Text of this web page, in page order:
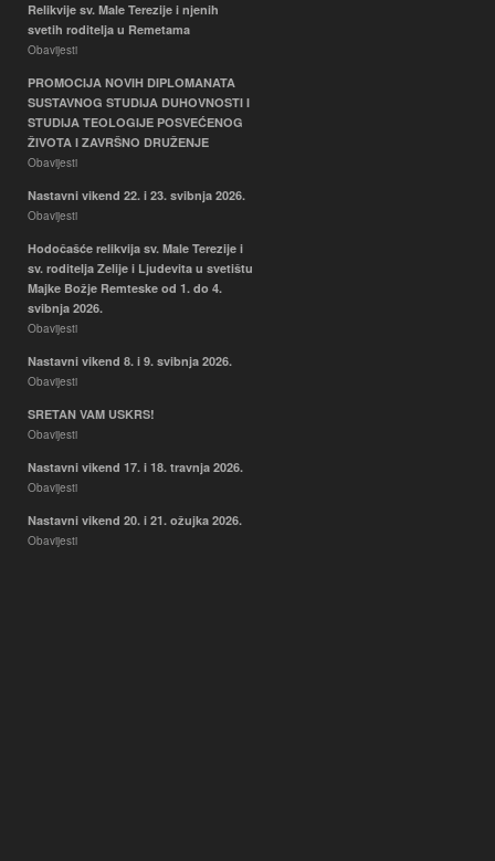
Relikvije sv. Male Terezije i njenih
svetih roditelja u Remetama
Obavijesti
PROMOCIJA NOVIH DIPLOMANATA
SUSTAVNOG STUDIJA DUHOVNOSTI I
STUDIJA TEOLOGIJE POSVEĆENOG
ŽIVOTA I ZAVRŠNO DRUŽENJE
Obavijesti
Nastavni vikend 22. i 23. svibnja 2026.
Obavijesti
Hodočašće relikvija sv. Male Terezije i
sv. roditelja Zelije i Ljudevita u svetištu
Majke Božje Remteske od 1. do 4.
svibnja 2026.
Obavijesti
Nastavni vikend 8. i 9. svibnja 2026.
Obavijesti
SRETAN VAM USKRS!
Obavijesti
Nastavni vikend 17. i 18. travnja 2026.
Obavijesti
Nastavni vikend 20. i 21. ožujka 2026.
Obavijesti